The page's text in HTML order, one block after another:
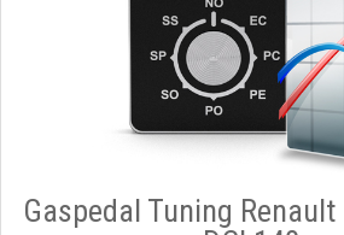
Gaspedal Tuning